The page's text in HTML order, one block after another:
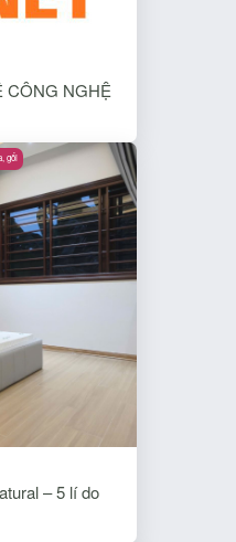
CÔNG NGHỆ
gối
– 5 lí do